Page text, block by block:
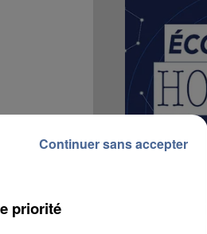
priorité
Continuer sans accepter